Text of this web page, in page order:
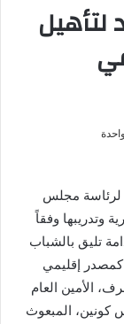
لرئاسة مجلس
وتدريبها وفقاً
تليق بالشباب
إقليمي
الأمين العام
كونين، المبعوث